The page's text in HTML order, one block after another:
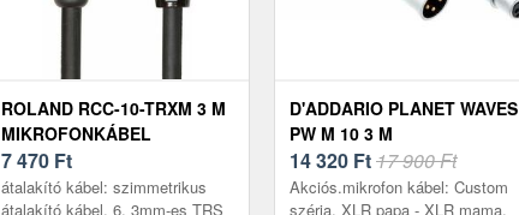
ROLAND RCC-10-TRXM 3 M
MIKROFONKÁBEL
7 470 Ft
átalakító kábel: szimmetrikus
átalakító kábel, 6, 3mm-es TRS
D'ADDARIO PLANET WAVES
PW M 10 3 M
MIKROFONKÁBEL
14 320 Ft17 900 Ft
Akciós.mikrofon kábel: Custom
széria, XLR papa - XLR mama,